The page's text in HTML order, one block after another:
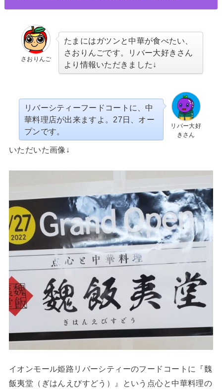
さおりんご
たまにはガツンと中華が食べたい、
さおりんごです。リバー大好きさん
より情報いただきました↓
リバー大好
きさん
リバーシティーフードコートに、中
華料理店が出来ますよ。27日、オー
プンです。
いただいた画像↓
イオンモール姫路リバーシティーのフードコートに
『魏
飯夷堂（ぎはんえびすどう）』という点心と中華料理の